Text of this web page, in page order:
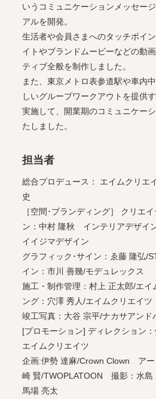
いうコミュニケーションメッセー
アルを開発。
生活者や会員さまへのタッチポイ
イトやブランドムービーなどの動
ティブ全般を制作しました。
また、東京メトロ表参道駅や車内
しいグループワークアウトを提供
実施して、開業期のコミュニケー
たしました。
担当者
総合プロデュース： エイムクリ
史
［空間･ブランディング］ クリエ
ン：中村 隆秋 インテリアデザイ
イイジマデザイン
グラフィック･サイン：ゑ藤 隆弘/
イン：市川 善幾/モデュレックス
施工・制作管理：村上 正太郎/エ
ング：穴澤 秀人/エイムクリエイツ
竣工写真：大谷 宗平/ナカサアンド
[プロモーション] ディレクション
エイムクリエイツ
企画:伊勢 達麻/Crown Clown アー
崎 賢/TWOPLATOON 撮影：水島
馬場 亮太